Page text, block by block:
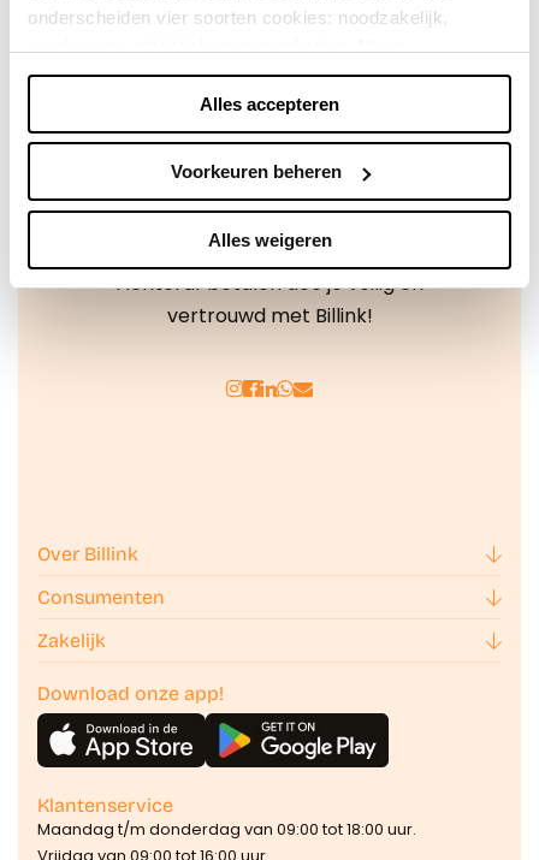
onderscheiden vier soorten cookies: noodzakelijk,
noodzakelijke cookies plaatsen we zonder toestemming.
Je kunt alle cookies accepteren, weigeren, of zelf kiezen
via "Voorkeuren beheren". Je keuze kun je op elk
moment wijzigen of intrekken via de zwevende knop
encookiebeleid.
We werken samen met 42 derden die uw gegevens
Alles accepteren
Voorkeuren beheren
Alles weigeren
Achteraf betalen doe je veilig en
vertrouwd met Billink!
Over Billink
Consumenten
Zakelijk
Download onze app!
Klantenservice
Maandag t/m donderdag van 09:00 tot 18:00 uur.